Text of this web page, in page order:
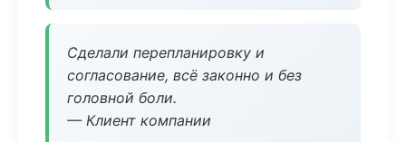
Сделали перепланировку и
согласование, всё законно и без
головной боли.
— Клиент компании